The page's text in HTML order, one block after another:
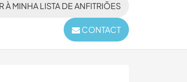
À MINHA LISTA DE ANFITRIÕES
CONTACT